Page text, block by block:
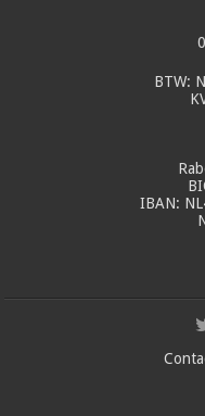
BTW:
IBAN: